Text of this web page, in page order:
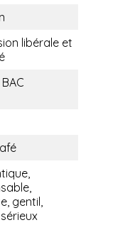
libérale et
gentil,